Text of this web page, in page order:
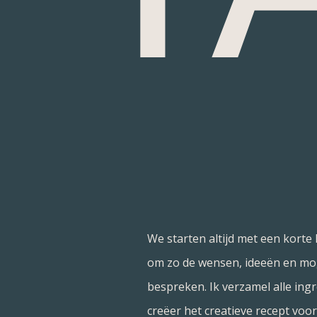
We starten altijd met een korte
om zo de wensen, ideeën en
bespreken. Ik verzamel alle
creëer het creatieve recept